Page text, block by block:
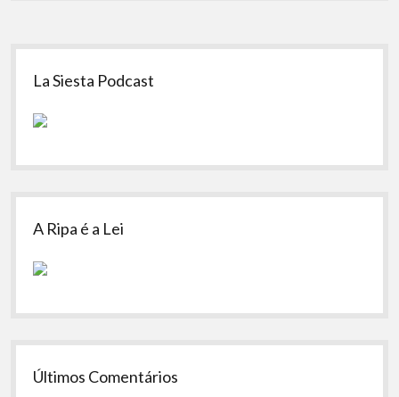
Sidebar
La Siesta Podcast
A Ripa é a Lei
Últimos Comentários